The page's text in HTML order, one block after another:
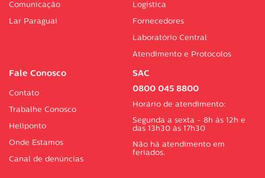
Comunicação
Lar Paraguai
Logística
Fornecedores
Laboratório Central
Atendimento e Protocolos
Fale Conosco
Contato
Trabalhe Conosco
Heliponto
Onde Estamos
Canal de denúncias
SAC
0800 045 8800
Horário de atendimento:
Segunda a sexta - 8h às 12h e
das 13h30 às 17h30
Não há atendimento em
feriados.